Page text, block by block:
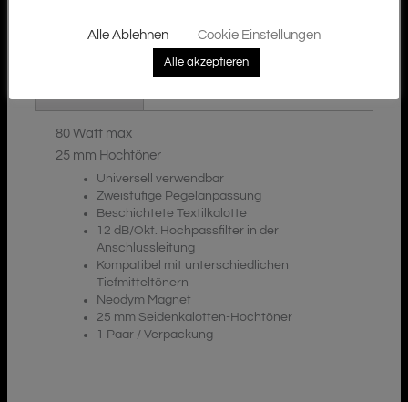
Additional Information
80 Watt max
25 mm Hochtöner
Universell verwendbar
Zweistufige Pegelanpassung
Beschichtete Textilkalotte
12 dB/Okt. Hochpassfilter in der
Anschlussleitung
Kompatibel mit unterschiedlichen
Tiefmitteltönern
Neodym Magnet
25 mm Seidenkalotten-Hochtöner
1 Paar / Verpackung
Alle Ablehnen Cookie Einstellungen
Alle akzeptieren